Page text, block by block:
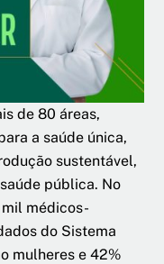
de 80 áreas,
a saúde única,
sustentável,
pública. No
médicos-
do Sistema
mulheres e 42%